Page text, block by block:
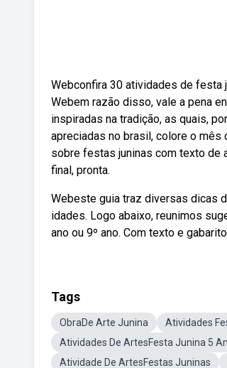
Webconfira 30 atividades de festa
Webem razão disso, vale a pena
inspiradas na tradição, as quais,
apreciadas no brasil, colore o
sobre festas juninas com texto de
final, pronta.
Webeste guia traz diversas dicas
idades. Logo abaixo, reunimos
ano ou 9º ano. Com texto e
Tags
ObraDe Arte Junina Atividades
Atividades De ArtesFesta Junina 5
Atividade De ArtesFestas Juninas